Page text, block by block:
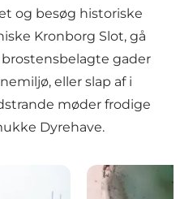
og besøg historiske
Kronborg Slot, gå
gader
eller slap af i
møder frodige
Dyrehave.
Velkommen